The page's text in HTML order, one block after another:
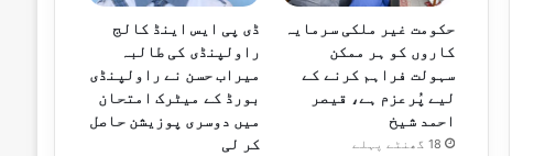
حکومت غیر ملکی سرمایہ
کاروں کو ہر ممکن
سہولت فراہم کرنے کے
لیے پُرعزم ہے، قیصر
احمد شیخ
18 گھنٹے پہلے
ڈی پی ایس اینڈ کالج
راولپنڈی کی طالبہ
میراب حسن نے راولپنڈی
بورڈ کے میٹرک امتحان
میں دوسری پوزیشن حاصل
کر لی